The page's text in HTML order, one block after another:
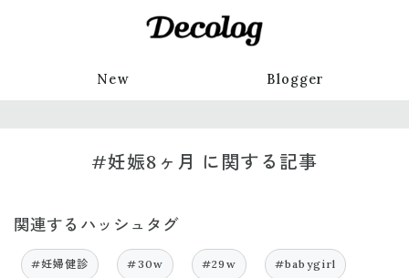
New Blogger
#妊娠8ヶ月 に関する記事
関連するハッシュタグ
#妊婦健診 #30w #29w #babygirl